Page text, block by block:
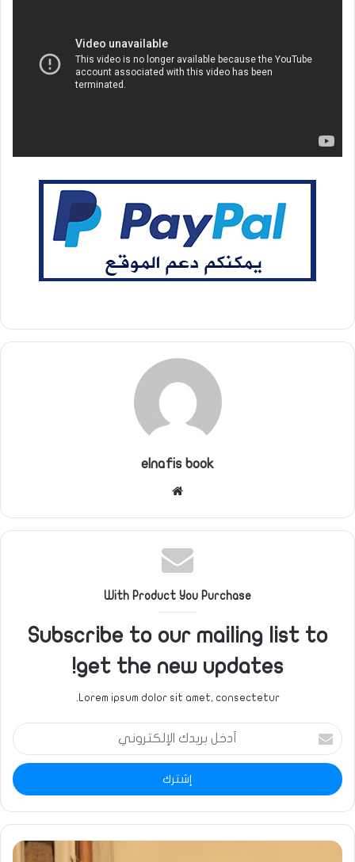
elnafis book
With Product You Purchase
Subscribe to our mailing list to
get the new updates!
Lorem ipsum dolor sit amet, consectetur.
أدخل
بريدك
الإلكتروني